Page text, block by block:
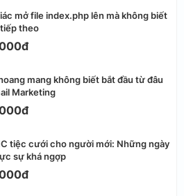
mở file index.php lên mà không biết
theo
mang không biết bắt đầu từ đâu
Marketing
tiệc cưới cho người mới: Những ngày
sự khá ngợp